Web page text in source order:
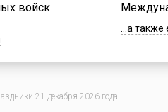
войск
...а
21 декабря 2026 года